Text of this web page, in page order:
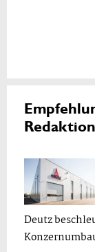
Redaktion
Deutz